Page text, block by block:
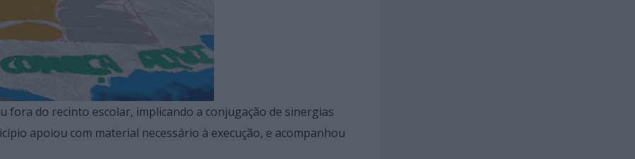
fora do recinto escolar, implicando a conjugação de sinergias
apoiou com material necessário à execução, e acompanhou